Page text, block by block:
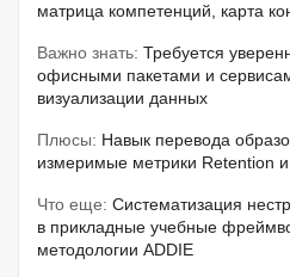
матрица компетенций, карта
Важно знать: Требуется
офисными пакетами и
визуализации данных
Плюсы: Навык перевода
измеримые метрики Retention
Что еще: Систематизация
в прикладные учебные
методологии ADDIE